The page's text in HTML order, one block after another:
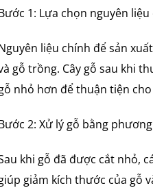
1: Lựa chọn nguyên liệu
liệu chính để sản
gỗ trồng. Cây gỗ sau khi
nhỏ hơn để thuận tiện cho
2: Xử lý gỗ bằng
khi gỗ đã được cắt nhỏ,
giảm kích thước của gỗ